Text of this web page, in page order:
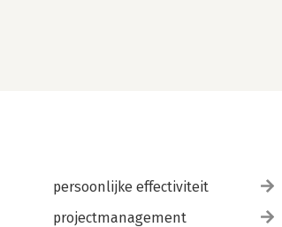
persoonlijke effectiviteit
projectmanagement